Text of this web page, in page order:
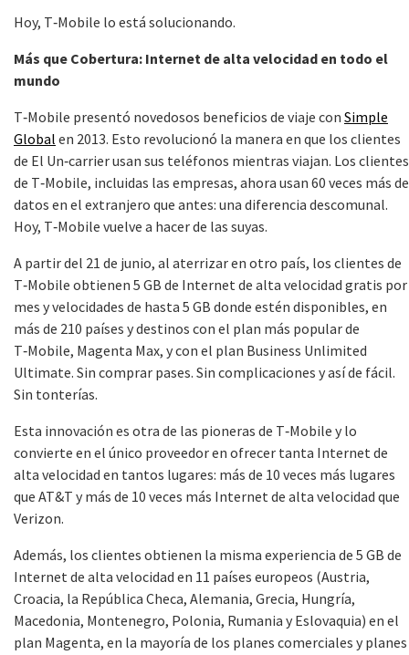
Hoy, T‑Mobile lo está solucionando.
Más que Cobertura: Internet de alta velocidad en todo el
mundo
T‑Mobile presentó novedosos beneficios de viaje con Simple
Global en 2013. Esto revolucionó la manera en que los clientes
de El Un‑carrier usan sus teléfonos mientras viajan. Los clientes
de T‑Mobile, incluidas las empresas, ahora usan 60 veces más de
datos en el extranjero que antes: una diferencia descomunal.
Hoy, T‑Mobile vuelve a hacer de las suyas.
A partir del 21 de junio, al aterrizar en otro país, los clientes de
T‑Mobile obtienen 5 GB de Internet de alta velocidad gratis por
mes y velocidades de hasta 5 GB donde estén disponibles, en
más de 210 países y destinos con el plan más popular de
T‑Mobile, Magenta Max, y con el plan Business Unlimited
Ultimate. Sin comprar pases. Sin complicaciones y así de fácil.
Sin tonterías.
Esta innovación es otra de las pioneras de T‑Mobile y lo
convierte en el único proveedor en ofrecer tanta Internet de
alta velocidad en tantos lugares: más de 10 veces más lugares
que AT&T y más de 10 veces más Internet de alta velocidad que
Verizon.
Además, los clientes obtienen la misma experiencia de 5 GB de
Internet de alta velocidad en 11 países europeos (Austria,
Croacia, la República Checa, Alemania, Grecia, Hungría,
Macedonia, Montenegro, Polonia, Rumania y Eslovaquia) en el
plan Magenta, en la mayoría de los planes comerciales y planes